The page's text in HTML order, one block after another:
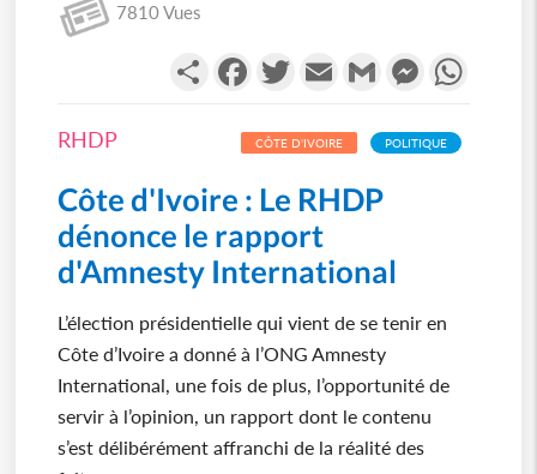
7810 Vues
PartagerFacebookTwitterEmail Gmail Messenger
RHDP CÔTE D'IVOIRE POLITIQUE
Côte d'Ivoire : Le RHDP
dénonce le rapport
d'Amnesty International
L’élection présidentielle qui vient de se tenir en
Côte d’Ivoire a donné à l’ONG Amnesty
International, une fois de plus, l’opportunité de
servir à l’opinion, un rapport dont le contenu
s’est délibérément affranchi de la réalité des